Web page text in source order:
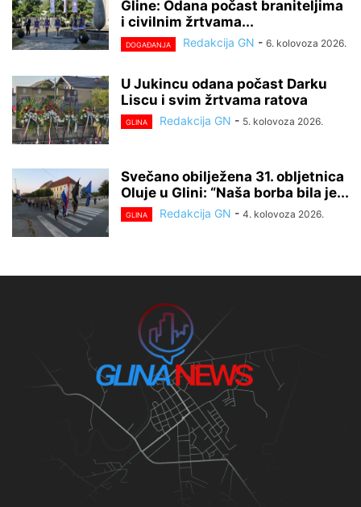
Gline: Odana počast braniteljima
i civilnim žrtvama...
DOGAĐANJA Redakcija GN - 6. kolovoza 2026.
U Jukincu odana počast Darku
Liscu i svim žrtvama ratova
GLINA Redakcija GN - 5. kolovoza 2026.
Svečano obilježena 31. obljetnica
Oluje u Glini: “Naša borba bila je...
GLINA Redakcija GN - 4. kolovoza 2026.